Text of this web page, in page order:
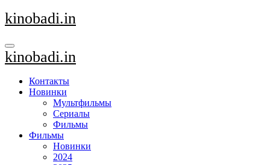
Перейти
к
kinobadi.in
kinobadi.in
Контакты
Новинки
Мультфильмы
Сериалы
Фильмы
Фильмы
Новинки
2024